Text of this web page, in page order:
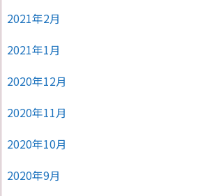
2021年2月
2021年1月
2020年12月
2020年11月
2020年10月
2020年9月